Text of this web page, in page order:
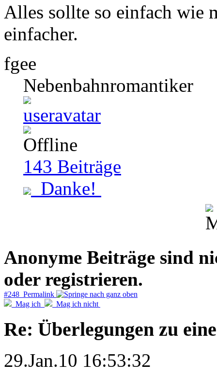
Alles sollte so einfach wie
einfacher.
fgee
Nebenbahnromantiker
143 Beiträge
Danke!
Anonyme Beiträge sind
oder registrieren.
#248 Permalink
Mag ich
Mag ich nicht
Re: Überlegungen zu
29.Jan.10 16:53:32